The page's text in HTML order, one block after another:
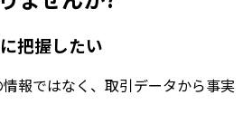
把握したい
報ではなく、取引データから事実